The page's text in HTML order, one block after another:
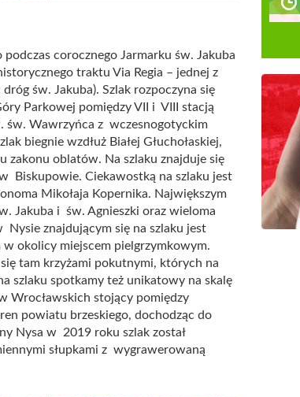
corocznego Jarmarku św. Jakuba
traktu Via Regia – jednej z
św. Jakuba). Szlak rozpoczyna się
Parkowej pomiędzy VII i VIII stacją
św. Wawrzyńca z wczesnogotyckim
biegnie wzdłuż Białej Głuchołaskiej,
oblatów. Na szlaku znajduje się
Biskupowie. Ciekawostką na szlaku jest
Mikołaja Kopernika. Największym
Jakuba i św. Agnieszki oraz wieloma
znajdującym się na szlaku jest
okolicy miejscem pielgrzymkowym.
tam krzyżami pokutnymi, których na
szlaku spotkamy też unikatowy na skalę
Wrocławskich stojący pomiędzy
powiatu brzeskiego, dochodząc do
Nysa w 2019 roku szlak został
słupkami z wygrawerowaną